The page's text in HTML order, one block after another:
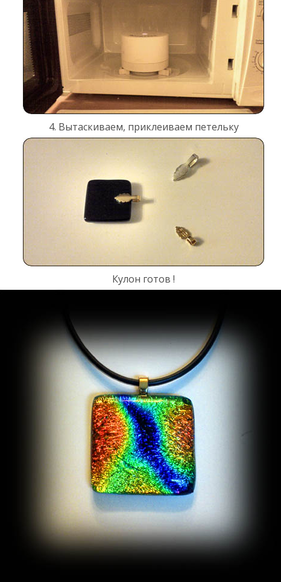
4. Вытаскиваем, приклеиваем петельку
Кулон готов !